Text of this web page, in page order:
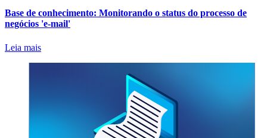
Base de conhecimento: Monitorando o status do processo de
negócios 'e-mail'
Leia mais